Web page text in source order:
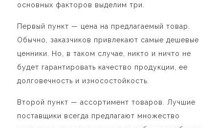
основных факторов выделим три.
Первый пункт — цена на предлагаемый товар.
Обычно, заказчиков привлекают самые дешевые
ценники. Но, в таком случае, никто и ничто не
будет гарантировать качество продукции, ее
долговечность и износостойкость.
Второй пункт — ассортимент товаров. Лучшие
поставщики всегда предлагают множество